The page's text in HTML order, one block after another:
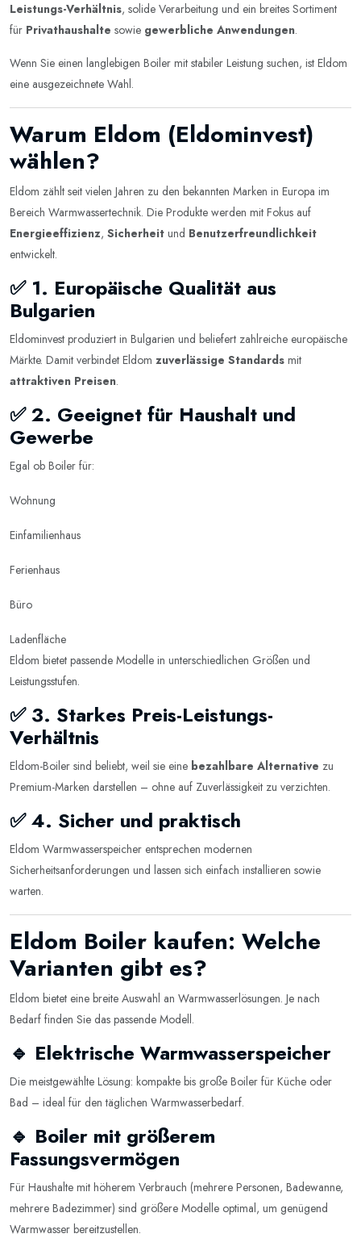
Leistungs-Verhältnis, solide Verarbeitung und ein breites Sortiment
für Privathaushalte sowie gewerbliche Anwendungen.
Wenn Sie einen langlebigen Boiler mit stabiler Leistung suchen, ist Eldom
eine ausgezeichnete Wahl.
Warum Eldom (Eldominvest)
wählen?
Eldom zählt seit vielen Jahren zu den bekannten Marken in Europa im
Bereich Warmwassertechnik. Die Produkte werden mit Fokus auf
Energieeffizienz, Sicherheit und Benutzerfreundlichkeit
entwickelt.
✅ 1. Europäische Qualität aus
Bulgarien
Eldominvest produziert in Bulgarien und beliefert zahlreiche europäische
Märkte. Damit verbindet Eldom zuverlässige Standards mit
attraktiven Preisen.
✅ 2. Geeignet für Haushalt und
Gewerbe
Egal ob Boiler für:
Wohnung
Einfamilienhaus
Ferienhaus
Büro
Ladenfläche
Eldom bietet passende Modelle in unterschiedlichen Größen und
Leistungsstufen.
✅ 3. Starkes Preis-Leistungs-
Verhältnis
Eldom-Boiler sind beliebt, weil sie eine bezahlbare Alternative zu
Premium-Marken darstellen – ohne auf Zuverlässigkeit zu verzichten.
✅ 4. Sicher und praktisch
Eldom Warmwasserspeicher entsprechen modernen
Sicherheitsanforderungen und lassen sich einfach installieren sowie
warten.
Eldom Boiler kaufen: Welche
Varianten gibt es?
Eldom bietet eine breite Auswahl an Warmwasserlösungen. Je nach
Bedarf finden Sie das passende Modell.
🔹 Elektrische Warmwasserspeicher
Die meistgewählte Lösung: kompakte bis große Boiler für Küche oder
Bad – ideal für den täglichen Warmwasserbedarf.
🔹 Boiler mit größerem
Fassungsvermögen
Für Haushalte mit höherem Verbrauch (mehrere Personen, Badewanne,
mehrere Badezimmer) sind größere Modelle optimal, um genügend
Warmwasser bereitzustellen.